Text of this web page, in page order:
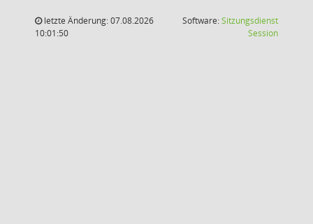
letzte Änderung: 07.08.2026
10:01:50
Software:Sitzungsdienst
Session(Wird in